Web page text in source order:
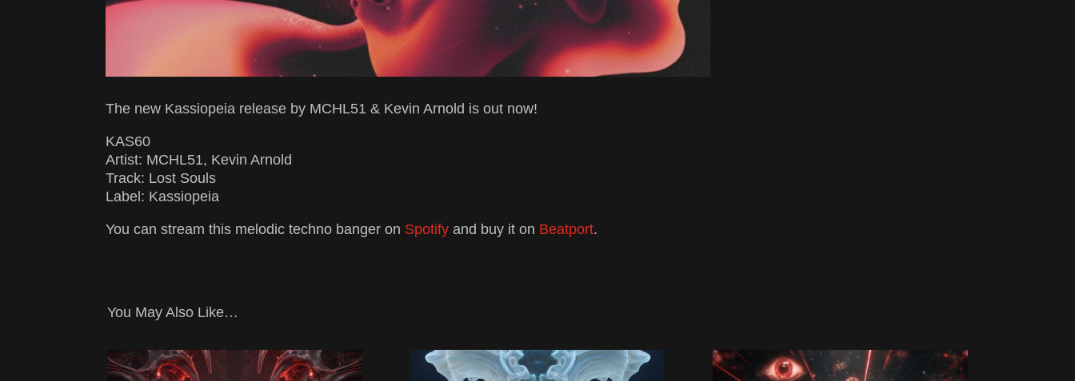
The new Kassiopeia release by MCHL51 & Kevin Arnold is out now!
KAS60
Artist: MCHL51, Kevin Arnold
Track: Lost Souls
Label: Kassiopeia
You can stream this melodic techno banger on Spotify and buy it on Beatport.
You May Also Like…